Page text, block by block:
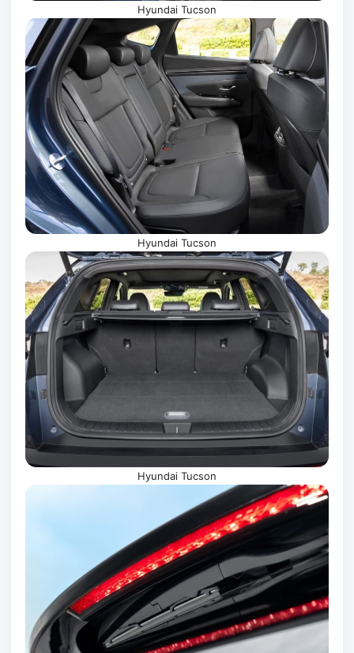
Hyundai Tucson
Hyundai Tucson
Hyundai Tucson